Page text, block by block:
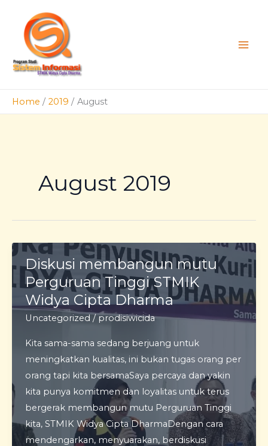
content
Home 2019 August
August 2019
Diskusi membangun mutu
Perguruan Tinggi STMIK
Widya Cipta Dharma
Uncategorized/prodisiwicida
Kita sama-sama sedang berjuang untuk
meningkatkan kualitas, ini bukan tugas orang per
orang tapi kita bersamaSaya percaya dan yakin
kita punya komitmen dan loyalitas untuk terus
bergerak membangun mutu Perguruan Tinggi
kita, STMIK Widya Cipta DharmaDengan cara
mendengarkan, menyuarakan, berdiskusi